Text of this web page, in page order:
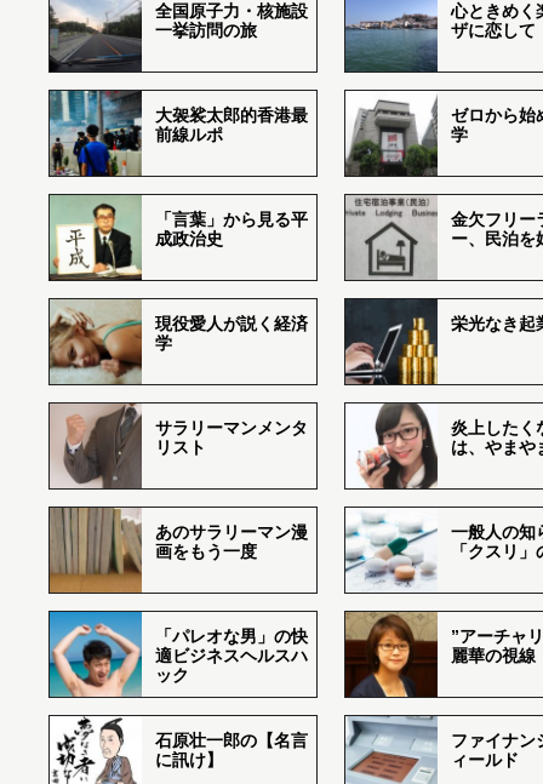
全国原子力・核施設
一挙訪問の旅
心ときめく
ザに恋して
大袈裟太郎的香港最
前線ルポ
ゼロから始
学
「言葉」から見る平
成政治史
金欠フリー
ー、民泊を
現役愛人が説く経済
学
栄光なき起
サラリーマンメンタ
リスト
炎上したく
は、やまや
あのサラリーマン漫
画をもう一度
一般人の知
「クスリ
「パレオな男」の快
適ビジネスヘルスハ
ック
”アーチャ
麗華の視線
石原壮一郎の【名言
に訊け】
ファイナン
ィールド